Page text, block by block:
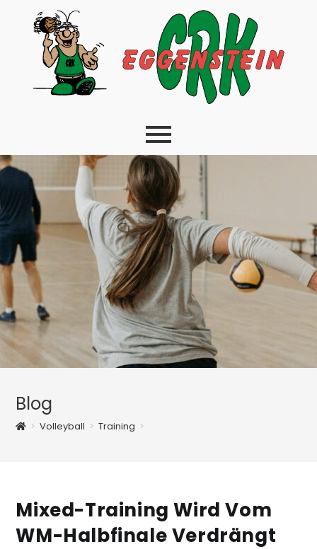
Blog
> Volleyball > Training >
Mixed-Training Wird Vom
WM-Halbfinale Verdrängt